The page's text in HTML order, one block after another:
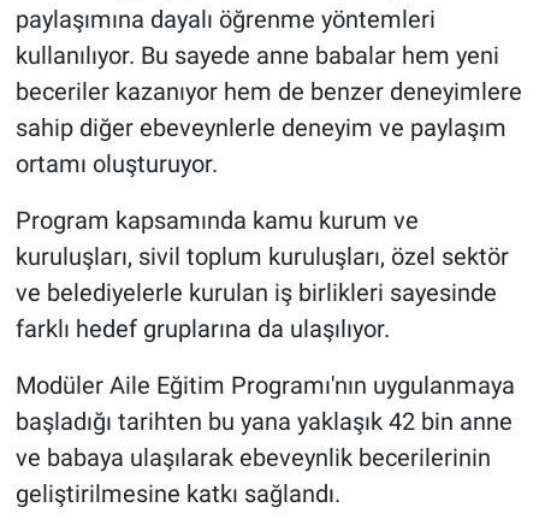
paylaşımına dayalı öğrenme yöntemleri
kullanılıyor. Bu sayede anne babalar hem yeni
beceriler kazanıyor hem de benzer deneyimlere
sahip diğer ebeveynlerle deneyim ve paylaşım
ortamı oluşturuyor.
Program kapsamında kamu kurum ve
kuruluşları, sivil toplum kuruluşları, özel sektör
ve belediyelerle kurulan iş birlikleri sayesinde
farklı hedef gruplarına da ulaşılıyor.
Modüler Aile Eğitim Programı'nın uygulanmaya
başladığı tarihten bu yana yaklaşık 42 bin anne
ve babaya ulaşılarak ebeveynlik becerilerinin
geliştirilmesine katkı sağlandı.